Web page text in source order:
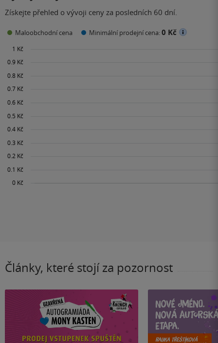
Získejte přehled o vývoji ceny za posledních 60 dní.
Maloobchodní cena Minimální prodejní cena:0 Kč
Články, které stojí za pozornost